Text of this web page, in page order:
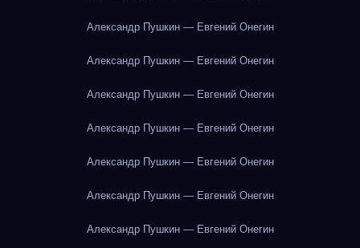
Александр Пушкин — Евгений Онегин
Александр Пушкин — Евгений Онегин
Александр Пушкин — Евгений Онегин
Александр Пушкин — Евгений Онегин
Александр Пушкин — Евгений Онегин
Александр Пушкин — Евгений Онегин
Александр Пушкин — Евгений Онегин